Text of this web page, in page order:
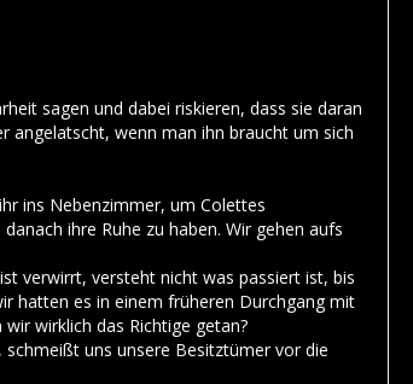
sagen und dabei riskieren, dass sie daran
angelatscht, wenn man ihn braucht um sich
ins Nebenzimmer, um Colettes
ihre Ruhe zu haben. Wir gehen aufs
verwirrt, versteht nicht was passiert ist, bis
hatten es in einem früheren Durchgang mit
wirklich das Richtige getan?
uns unsere Besitztümer vor die